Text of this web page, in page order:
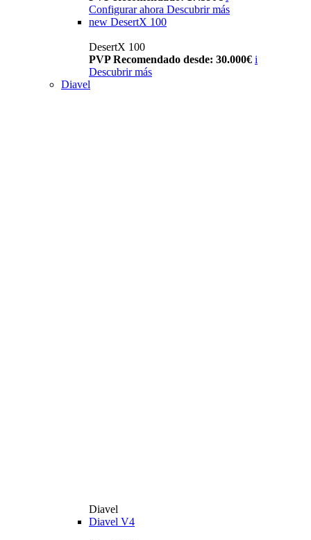
Configurar ahora Descubrir más
new DesertX 100
DesertX 100
PVP Recomendado desde: 30.000€ i
Descubrir más
Diavel
Diavel
Diavel V4